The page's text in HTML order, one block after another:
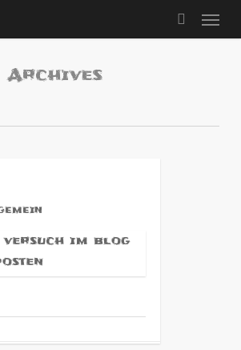
search
im blog